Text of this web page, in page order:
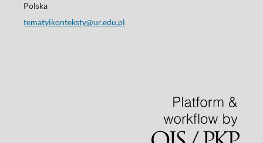
Polska
tematyikonteksty@ur.edu.pl